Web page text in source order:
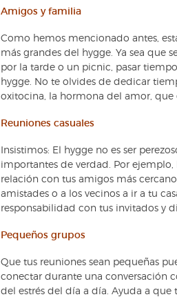
Amigos y familia
Como hemos mencionado antes,
más grandes del hygge. Ya sea que
por la tarde o un picnic, pasar
hygge. No te olvides de dedicar
oxitocina, la hormona del amor, que
Reuniones casuales
Insistimos: El hygge no es ser
importantes de verdad. Por
relación con tus amigos más
amistades o a los vecinos a ir a tu
responsabilidad con tus invitados y
Pequeños grupos
Que tus reuniones sean pequeñas
conectar durante una conversación
del estrés del día a día. Ayuda a que